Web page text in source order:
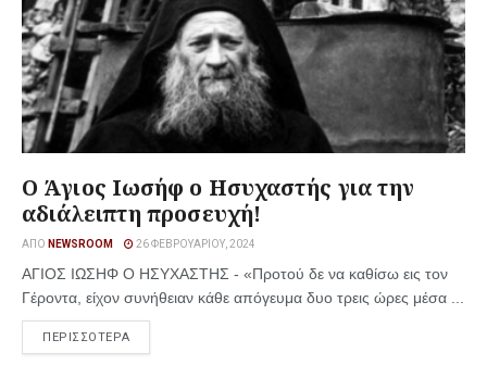
Ο Άγιος Ιωσήφ ο Ησυχαστής για την
αδιάλειπτη προσευχή!
ΑΠΌ NEWSROOM 26 ΦΕΒΡΟΥΑΡΊΟΥ, 2024
ΑΓΙΟΣ ΙΩΣΗΦ Ο ΗΣΥΧΑΣΤΗΣ - «Προτού δε να καθίσω εις τον
Γέροντα, είχον συνήθειαν κάθε απόγευμα δυο τρεις ώρες μέσα ...
ΠΕΡΙΣΣΟΤΕΡΑ